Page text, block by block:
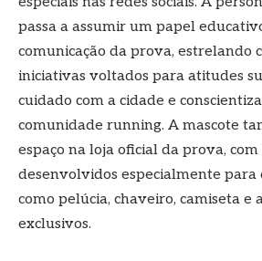
passa a assumir um papel
comunicação da prova, estrelando
iniciativas voltados para atitudes
cuidado com a cidade e
comunidade running. A mascote
espaço na loja oficial da prova, com
desenvolvidos especialmente para
como pelúcia, chaveiro, camiseta e
exclusivos.